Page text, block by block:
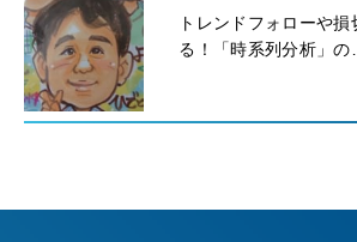
トレンドフォローや
る！「時系列分析」